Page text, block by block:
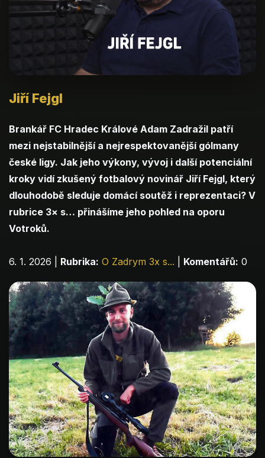
Jiří Fejgl
Brankář FC Hradec Králové Adam Zadražil patří
mezi nejstabilnější a nejrespektovanější gólmany
české ligy. Jak jeho výkony, vývoj i další potenciální
kroky vidí zkušený fotbalový novinář Jiří Fejgl, který
dlouhodobě sleduje domácí soutěž i reprezentaci? V
rubrice 3× s… přinášíme jeho pohled na oporu
Votroků.
6. 1. 2026 Rubrika: O Zadrym 3x s... Komentářů: 0